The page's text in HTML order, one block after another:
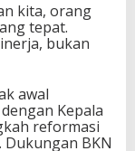
kita, orang
tepat.
bukan
awal
Kepala
reformasi
Dukungan BKN